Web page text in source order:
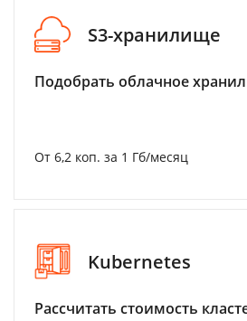
S3-хранилище
Подобрать облачное
От 6,2 коп. за 1 Гб/месяц
Kubernetes
Рассчитать стоимость